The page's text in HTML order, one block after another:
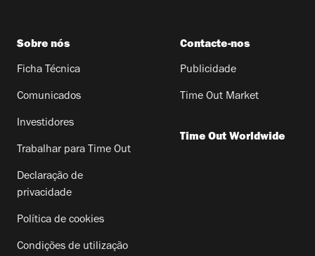
Sobre nós
Ficha Técnica
Comunicados
Investidores
Trabalhar para Time Out
Declaração de
privacidade
Política de cookies
Condições de utilização
Contacte-nos
Publicidade
Time Out Market
Time Out Worldwide